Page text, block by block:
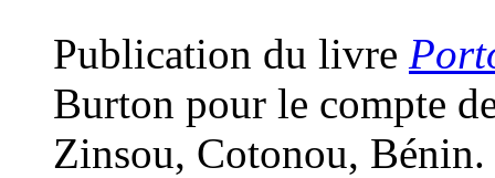
Publication du livre
Burton pour le compte
Zinsou, Cotonou, Bénin.